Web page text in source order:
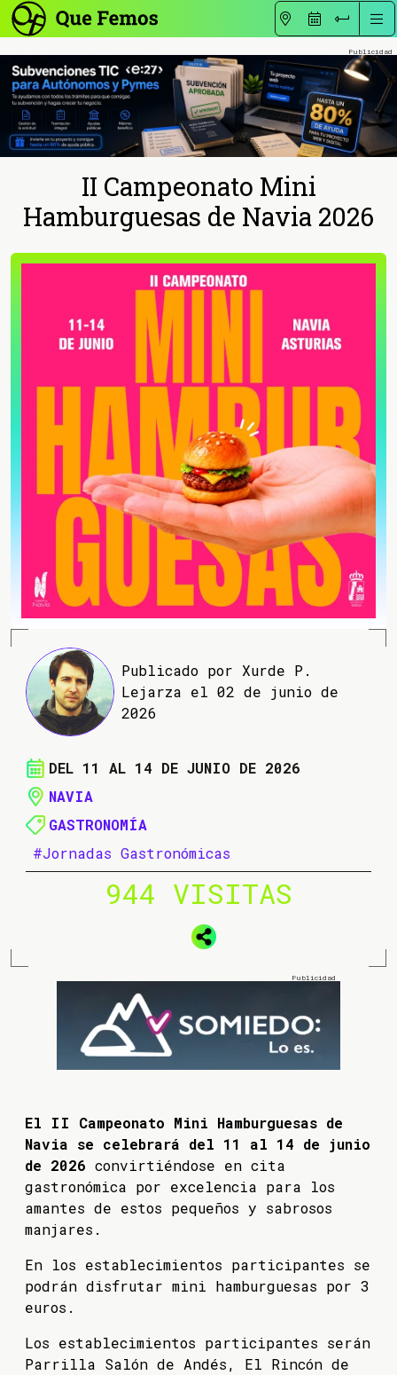
II Campeonato Mini
Hamburguesas de Navia 2026
Publicado por Xurde P.
Lejarza el 02 de junio de
2026
DEL 11 AL 14 DE JUNIO DE 2026
NAVIA
GASTRONOMÍA
#Jornadas Gastronómicas
944 VISITAS
El II Campeonato Mini Hamburguesas de
Navia se celebrará del 11 al 14 de junio
de 2026 convirtiéndose en cita
gastronómica por excelencia para los
amantes de estos pequeños y sabrosos
manjares.
En los establecimientos participantes se
podrán disfrutar mini hamburguesas por 3
euros.
Los establecimientos participantes serán
Parrilla Salón de Andés, El Rincón de